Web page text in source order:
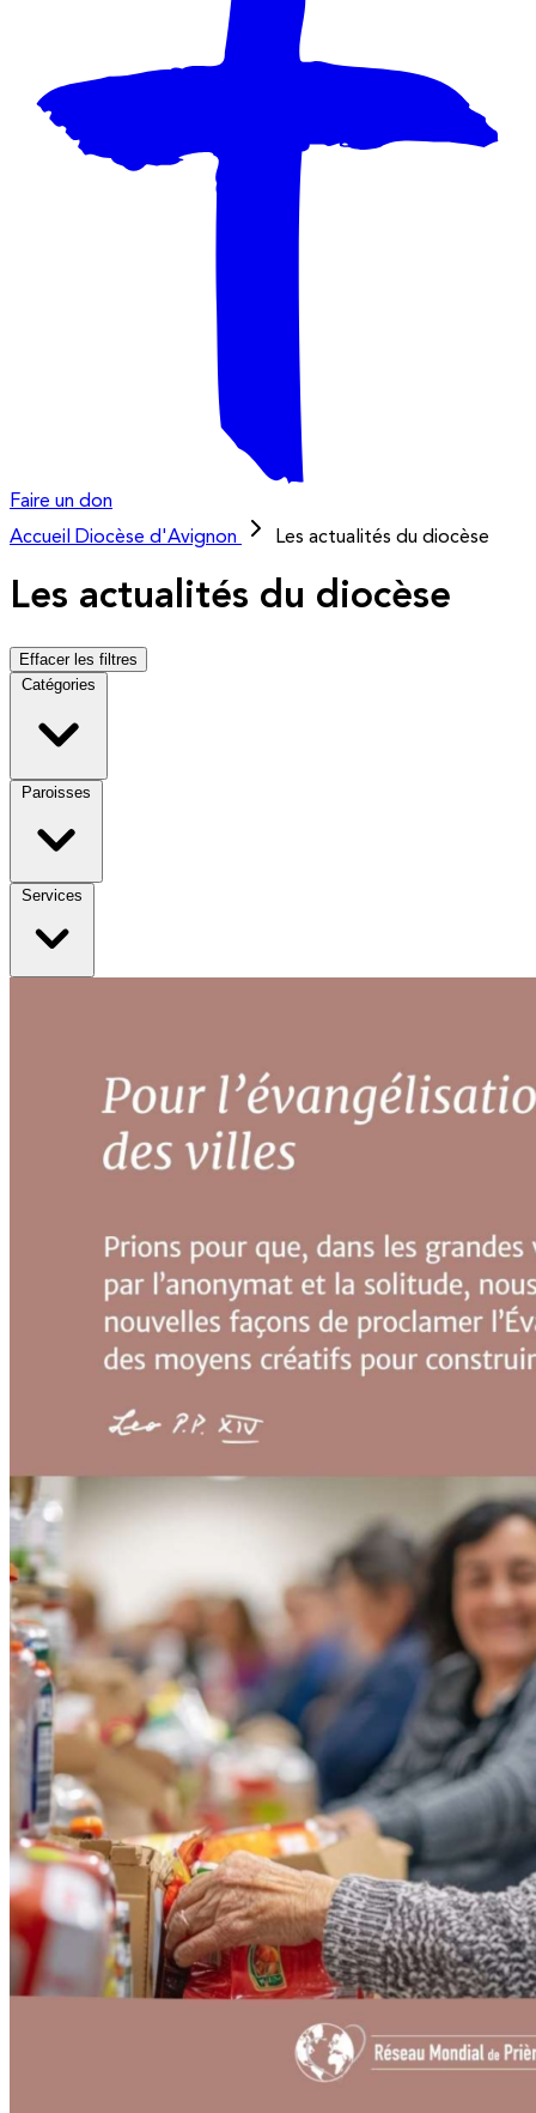
Faire un don
Accueil
Diocèse d'Avignon Les actualités du diocèse
Les actualités du diocèse
Effacer les filtres
Catégories
Paroisses
Services